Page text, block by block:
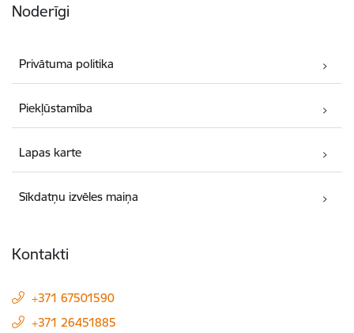
Noderīgi
Privātuma politika
Piekļūstamība
Lapas karte
Sīkdatņu izvēles maiņa
Kontakti
+371 67501590
+371 26451885